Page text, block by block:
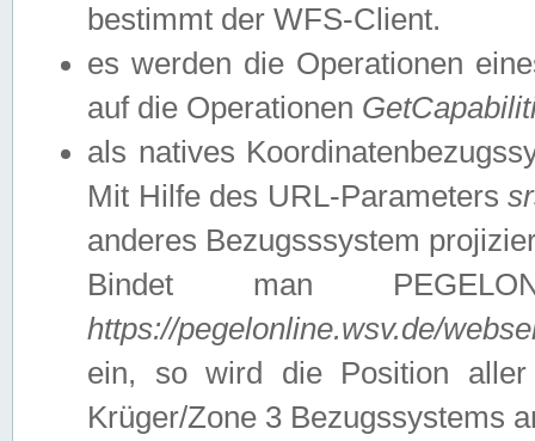
bestimmt der WFS-Client.
es werden die Operationen
auf die Operationen
als natives
Mit Hilfe des URL-Parameters
anderes Bezugsssystem
Bindet man
https://pegelonline.wsv.de/
ein, so wird die Position
Krüger/Zone 3 Bezugssystems